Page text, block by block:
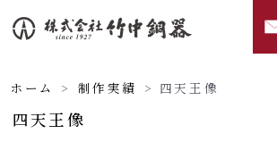
容
ス
キ
ホーム > 制作実績 > 四天王像
四天王像